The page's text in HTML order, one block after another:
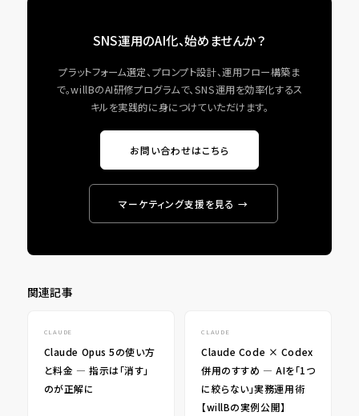
SNS運用のAI化、始めませんか？
プラットフォーム選定、プロンプト設計、運用フロー構築ま
で。willBのAI研修プログラムで、SNS運用を効率化するス
キルを実践的に身につけていただけます。
お問い合わせはこちら
マーケティング支援を見る →
関連記事
CLAUDE
Claude Opus 5の使い方
と料金 ― 指示は「消す」
のが正解に
CLAUDE
Claude Code × Codex
併用のすすめ ― AIを「1つ
に絞らない」実務運用術
【willBの実例公開】